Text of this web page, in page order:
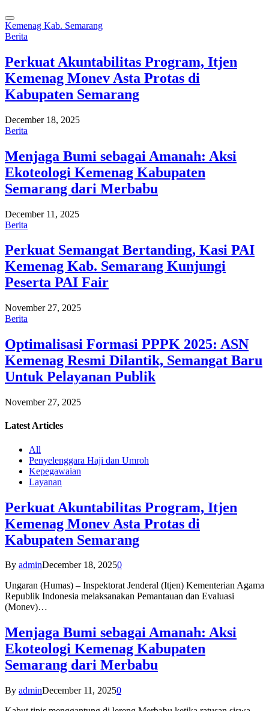
Kemenag Kab. Semarang
Berita
Perkuat Akuntabilitas Program, Itjen
Kemenag Monev Asta Protas di
Kabupaten Semarang
December 18, 2025
Berita
Menjaga Bumi sebagai Amanah: Aksi
Ekoteologi Kemenag Kabupaten
Semarang dari Merbabu
December 11, 2025
Berita
Perkuat Semangat Bertanding, Kasi PAI
Kemenag Kab. Semarang Kunjungi
Peserta PAI Fair
November 27, 2025
Berita
Optimalisasi Formasi PPPK 2025: ASN
Kemenag Resmi Dilantik, Semangat Baru
Untuk Pelayanan Publik
November 27, 2025
Latest Articles
All
Penyelenggara Haji dan Umroh
Kepegawaian
Layanan
Perkuat Akuntabilitas Program, Itjen
Kemenag Monev Asta Protas di
Kabupaten Semarang
By adminDecember 18, 20250
Ungaran (Humas) – Inspektorat Jenderal (Itjen) Kementerian Agama
Republik Indonesia melaksanakan Pemantauan dan Evaluasi
(Monev)…
Menjaga Bumi sebagai Amanah: Aksi
Ekoteologi Kemenag Kabupaten
Semarang dari Merbabu
By adminDecember 11, 20250